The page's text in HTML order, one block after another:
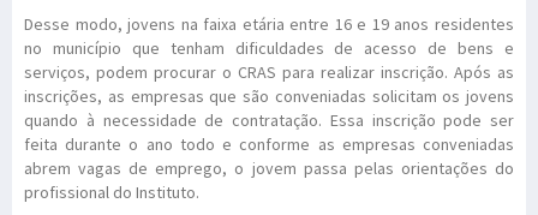
Desse modo, jovens na faixa etária entre 16 e 19 anos residentes
no município que tenham dificuldades de acesso de bens e
serviços, podem procurar o CRAS para realizar inscrição. Após as
inscrições, as empresas que são conveniadas solicitam os jovens
quando à necessidade de contratação. Essa inscrição pode ser
feita durante o ano todo e conforme as empresas conveniadas
abrem vagas de emprego, o jovem passa pelas orientações do
profissional do Instituto.